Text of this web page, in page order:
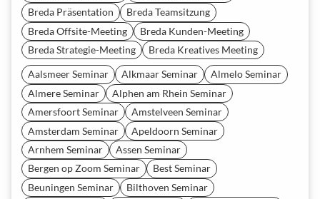
Breda Präsentation
Breda Teamsitzung
Breda Offsite-Meeting
Breda Kunden-Meeting
Breda Strategie-Meeting
Breda Kreatives Meeting
Aalsmeer Seminar Alkmaar Seminar
Almelo Seminar
Almere Seminar
Alphen am Rhein Seminar
Amersfoort Seminar
Amstelveen Seminar
Amsterdam Seminar
Apeldoorn Seminar
Arnhem Seminar
Assen Seminar
Bergen op Zoom Seminar
Best Seminar
Beuningen Seminar
Bilthoven Seminar